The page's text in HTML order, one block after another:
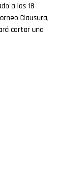
a las 18
Clausura,
cortar una